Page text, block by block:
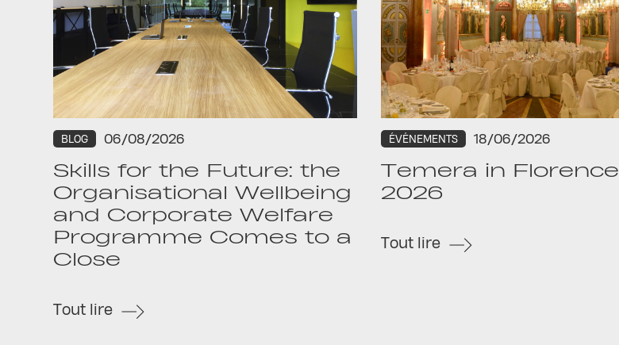
BLOG 06/08/2026
Skills for the Future: the
Organisational Wellbeing
and Corporate Welfare
Programme Comes to a
Close
Tout lire
ÉVÉNEMENTS 18/06/2026
Temera in Florence
2026
Tout lire